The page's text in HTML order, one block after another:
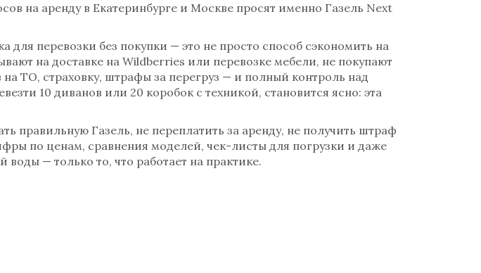
на аренду в Екатеринбурге и Москве просят именно Газель Next
для перевозки без покупки — это не просто способ сэкономить на
на доставке на Wildberries или перевозке мебели, не покупают
ТО, страховку, штрафы за перегруз — и полный контроль над
10 диванов или 20 коробок с техникой, становится ясно: эта
правильную Газель, не переплатить за аренду, не получить штраф
по ценам, сравнения моделей, чек-листы для погрузки и даже
воды — только то, что работает на практике.